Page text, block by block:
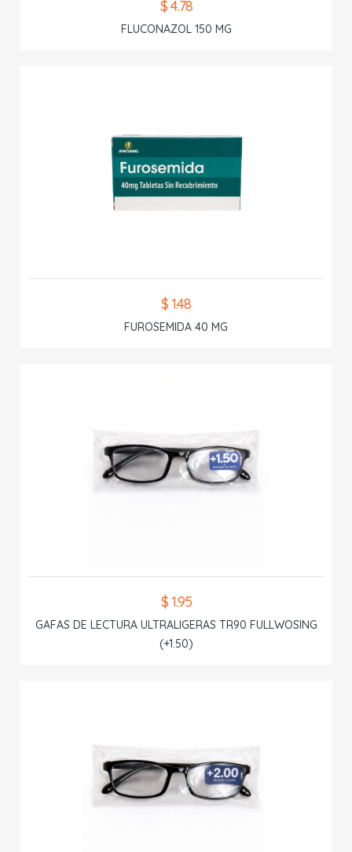
$ 4.78
FLUCONAZOL 150 MG
$ 1.48
FUROSEMIDA 40 MG
$ 1.95
GAFAS DE LECTURA ULTRALIGERAS TR90 FULLWOSING
(+1.50)